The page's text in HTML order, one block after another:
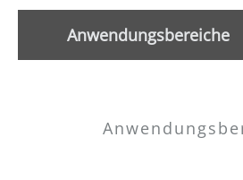
Anwendungsbereiche